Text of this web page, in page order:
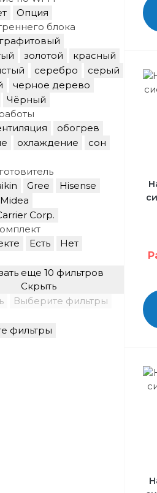
Опция
блока
графитовый
золотой
красный
серебро
серый
черное дерево
Чёрный
обогрев
охлаждение
сон
Gree
Hisense
Midea
Corp.
Есть
Нет
еще 10 фильтров
Скрыть
Выберите фильтры
фильтры